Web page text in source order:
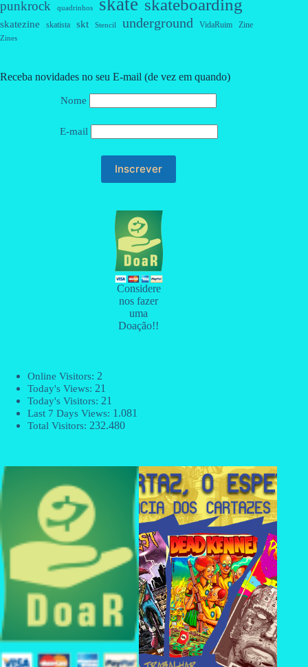
punkrock quadrinhos skate skateboarding
skatezine skatista skt Stencil underground VidaRuim Zine
Zines
Receba novidades no seu E-mail (de vez em quando)
Nome
E-mail
Considere
nos fazer
uma
Doação!!
Online Visitors: 2
Today's Views: 21
Today's Visitors: 21
Last 7 Days Views: 1.081
Total Visitors: 232.480